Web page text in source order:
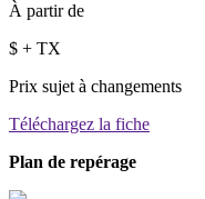
À partir de
$ + TX
Prix sujet à changements
Téléchargez la fiche
Plan de repérage